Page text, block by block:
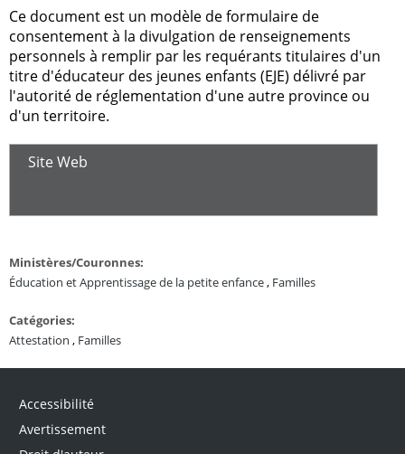
Ce document est un modèle de formulaire de
consentement à la divulgation de renseignements
personnels à remplir par les requérants titulaires d'un
titre d'éducateur des jeunes enfants (EJE) délivré par
l'autorité de réglementation d'une autre province ou
d'un territoire.
Site Web
Ministères/Couronnes:
Éducation et Apprentissage de la petite enfance, Familles
Catégories:
Attestation , Familles
Accessibilité
Avertissement